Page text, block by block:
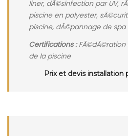
liner, dÃ©sinfection par UV,
piscine en polyester,
piscine, dÃ©pannage de spa
Certifications :FÃ©dÃ©ration
de la piscine
Prix et devis installation